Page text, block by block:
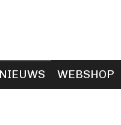
NIEUWS WEBSHOP